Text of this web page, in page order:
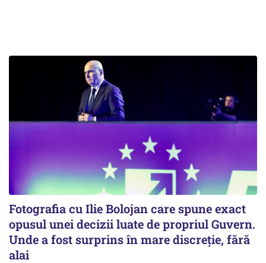
Fotografia cu Ilie Bolojan care spune exact
opusul unei decizii luate de propriul Guvern.
Unde a fost surprins în mare discreție, fără
alai